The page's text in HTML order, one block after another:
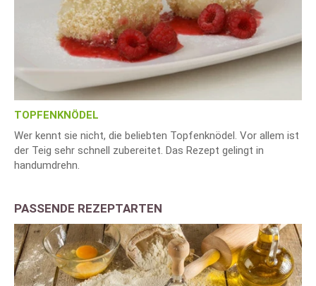
TOPFENKNÖDEL
Wer kennt sie nicht, die beliebten Topfenknödel. Vor allem ist
der Teig sehr schnell zubereitet. Das Rezept gelingt in
handumdrehn.
PASSENDE REZEPTARTEN